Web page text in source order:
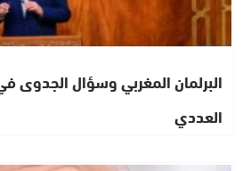
البرلمان المغربي وسؤال الجدوى
العددي